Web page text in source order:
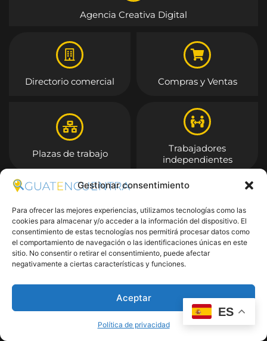
Gestionar consentimiento
Para ofrecer las mejores experiencias, utilizamos tecnologías como las
cookies para almacenar y/o acceder a la información del dispositivo. El
consentimiento de estas tecnologías nos permitirá procesar datos como
el comportamiento de navegación o las identificaciones únicas en este
sitio. No consentir o retirar el consentimiento, puede afectar
negativamente a ciertas características y funciones.
Aceptar
Política de privacidad
Agencia Creativa Digital
Directorio comercial Compras y Ventas
Plazas de trabajo
Trabajadores
independientes
Entrar
ES